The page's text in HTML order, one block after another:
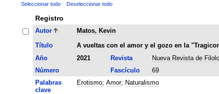
Seleccionar todo Deseleccionar todo
Registro
Autor
Matos, Kevin
Título
A vueltas con el amor y el gozo en la
Año
2021 Revista
Nueva Revista de
Número
Fascículo
69
Palabras
clave
Erotismo; Amor; Naturalismo